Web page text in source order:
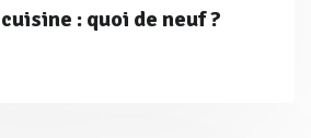
: quoi de neuf ?